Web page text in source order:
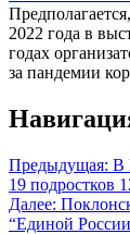
2022 года в
годах
за пандемии
Предыдущая: В
19 подростков
Далее:
“Единой